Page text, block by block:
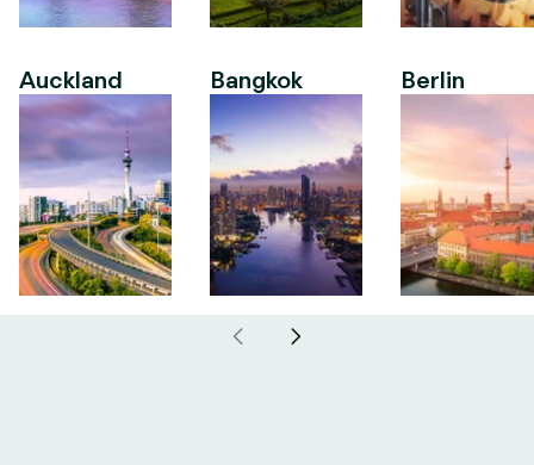
Auckland Bangkok Berlin